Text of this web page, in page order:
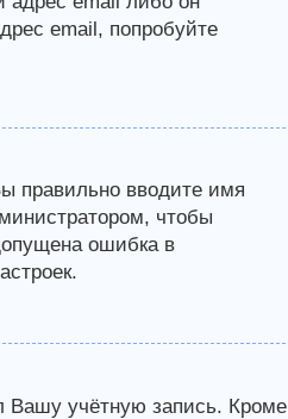
email, попробуйте
правильно вводите имя
чтобы
ошибка в
Вашу учётную запись. Кроме